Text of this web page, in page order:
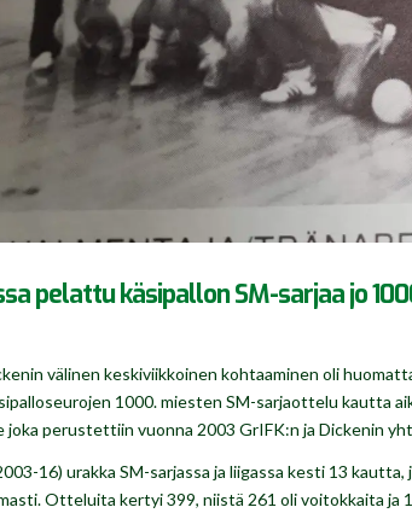
pelattu käsipallon SM-sarjaa jo
välinen keskiviikkoinen kohtaaminen oli
1000. miesten SM-sarjaottelu kautta
joka perustettiin vuonna 2003 GrIFK:n ja Dickenin
16) urakka SM-sarjassa ja liigassa kesti 13
Otteluita kertyi 399, niistä 261 oli voitokkaita ja